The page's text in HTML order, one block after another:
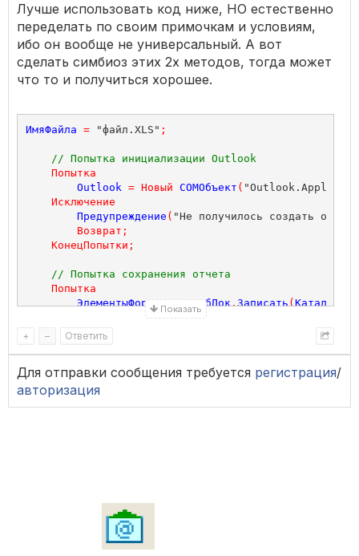
Лучше использовать код ниже, НО естественно
переделать по своим примочкам и условиям,
ибо он вообще не универсальный. А вот
сделать симбиоз этих 2х методов, тогда может
что то и получиться хорошее.
ИмяФайла = "файл.XLS" ;
// Попытка инициализации Outlook
Попытка
Outlook = Новый COMОбъект (
Исключение
Предупреждение ( "Не получилось создать
Возврат ;
КонецПопытки ;
// Попытка сохранения отчета
Попытка
ЭлементыФормы.ПолеТабДок . Записать (
Предупреждение
"Не удалось создать файл "
// Заполнение реквизитов письма
Письмо.Display
КонецПопытки;
Показать
+ – Ответить
Для отправки сообщения требуется регистрация/
авторизация